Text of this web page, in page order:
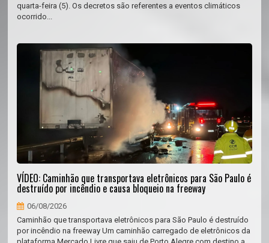
quarta-feira (5). Os decretos são referentes a eventos climáticos
ocorrido...
VÍDEO: Caminhão que transportava eletrônicos para São Paulo é
destruído por incêndio e causa bloqueio na freeway
06/08/2026
Caminhão que transportava eletrônicos para São Paulo é destruído
por incêndio na freeway Um caminhão carregado de eletrônicos da